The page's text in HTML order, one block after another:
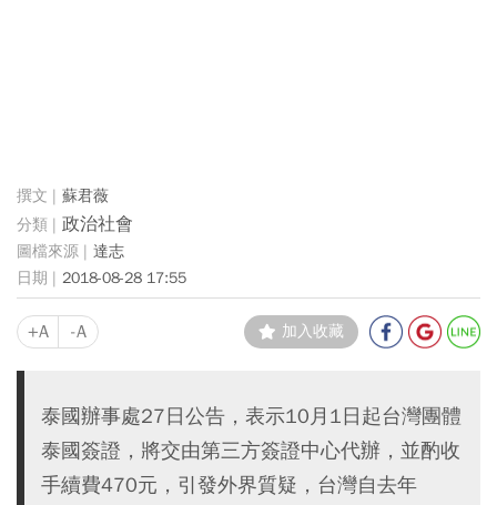
蘇君薇
政治社會
達志
2018-08-28 17:55
+A -A 加入收藏
泰國辦事處27日公告，表示10月1日起台灣團體
泰國簽證，將交由第三方簽證中心代辦，並酌收
手續費470元，引發外界質疑，台灣自去年